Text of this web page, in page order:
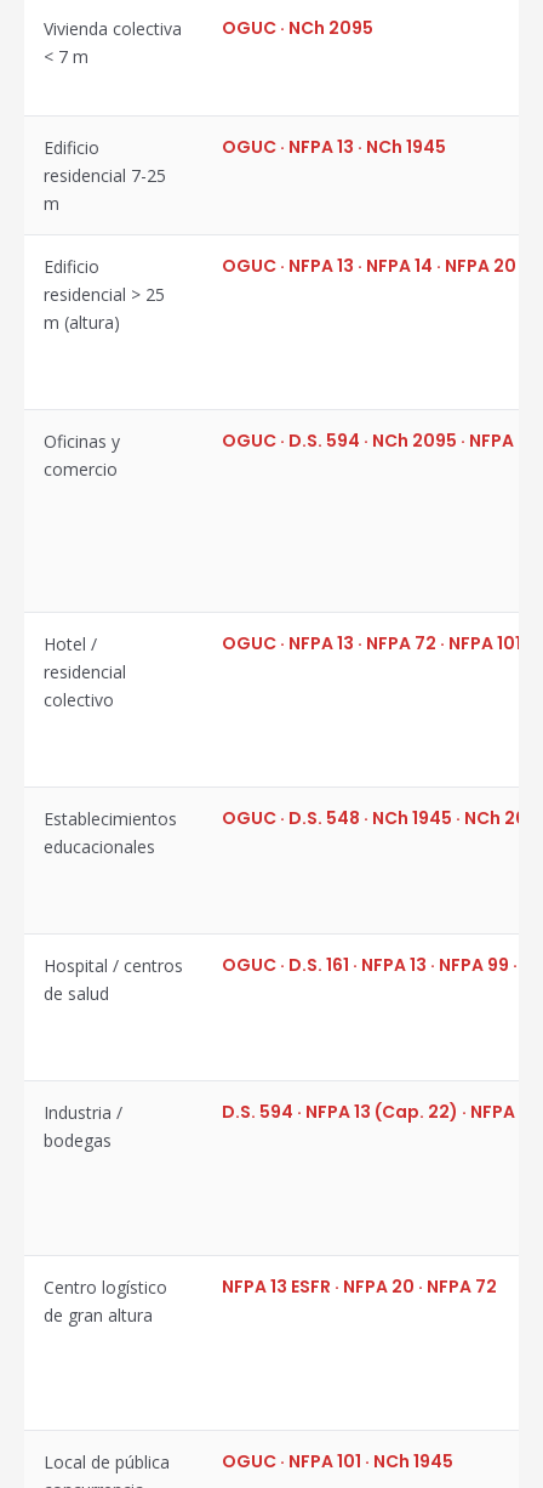
Vivienda colectiva
< 7 m
OGUC · NCh 2095
Edificio
residencial 7-25
m
OGUC · NFPA 13 · NCh 1945
Edificio
residencial > 25
m (altura)
OGUC · NFPA 13 · NFPA 14 · NFPA 20 ·
Oficinas y
comercio
OGUC · D.S. 594 · NCh 2095 · NFPA 72
Hotel /
residencial
colectivo
OGUC · NFPA 13 · NFPA 72 · NFPA 101
Establecimientos
educacionales
OGUC · D.S. 548 · NCh 1945 · NCh
Hospital / centros
de salud
OGUC · D.S. 161 · NFPA 13 · NFPA 99 ·
Industria /
bodegas
D.S. 594 · NFPA 13 (Cap. 22) · NFPA 30
Centro logístico
de gran altura
NFPA 13 ESFR · NFPA 20 · NFPA 72
Local de pública
OGUC · NFPA 101 · NCh 1945